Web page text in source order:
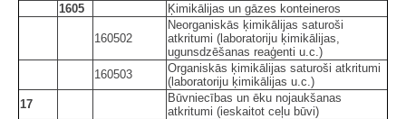
1605
Ķimikālijas un gāzes konteineros
160502
Neorganiskās ķimikālijas saturoši
atkritumi (laboratoriju ķimikālijas,
ugunsdzēšanas reaģenti u.c.)
160503
Organiskās ķimikālijas saturoši atkritumi
(laboratoriju ķimikālijas u.c.)
17
Būvniecības un ēku nojaukšanas
atkritumi (ieskaitot ceļu būvi)